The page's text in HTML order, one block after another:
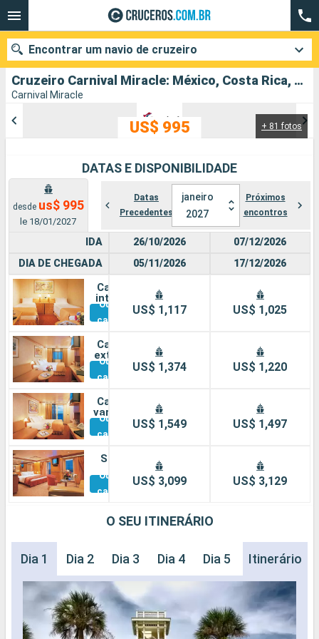
Cruzeiro Carnival Miracle: México, Costa Rica, Panamá, Honduras, Estados Unidos partindo de Galveston
Carnival Miracle
+ 81 fotos
US$ 995
DATAS E DISPONIBILIDADE
desde us$ 995
le 18/01/2027
Datas
Precedentes
janeiro
2027
Próximos
encontros
IDA
DIA DE CHEGADA
Cabine
interna
Outras
cabines
Cabine
externa
Outras
cabines
Cabine
varanda
Outras
cabines
Suíte
Outras
cabines
26/10/2026
05/11/2026
US$ 1,117
US$ 1,374
US$ 1,549
US$ 3,099
07/12/2026
17/12/2026
US$ 1,025
US$ 1,220
US$ 1,497
US$ 3,129
O SEU ITINERÁRIO
Dia 1 Dia 2 Dia 3 Dia 4 Dia 5 Dia 6 Dia
Itinerário
Encontrar um navio de cruzeiro
Cidades Companhias
Pesquisar